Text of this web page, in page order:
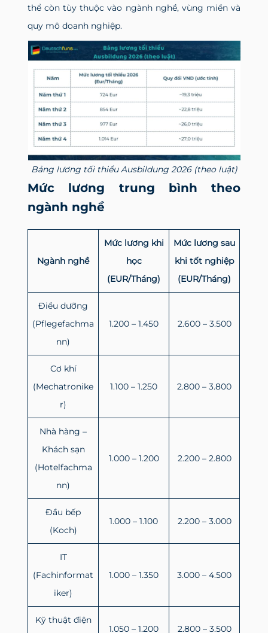
thể còn tùy thuộc vào ngành nghề, vùng miền và
quy mô doanh nghiệp.
Bảng lương tối thiểu Ausbildung 2026 (theo luật)
Mức lương trung bình theo
ngành nghề
Ngành nghề
Mức lương khi
học
(EUR/Tháng)
Mức lương sau
khi tốt nghiệp
(EUR/Tháng)
Điều dưỡng
(Pflegefachma
nn)
1.200 – 1.450 2.600 – 3.500
Cơ khí
(Mechatronike
r)
1.100 – 1.250 2.800 – 3.800
Nhà hàng –
Khách sạn
(Hotelfachma
nn)
1.000 – 1.200 2.200 – 2.800
Đầu bếp
(Koch)
1.000 – 1.100 2.200 – 3.000
IT
(Fachinformat
iker)
1.000 – 1.350 3.000 – 4.500
Kỹ thuật điện
1.050 – 1.200 2.800 – 3.500